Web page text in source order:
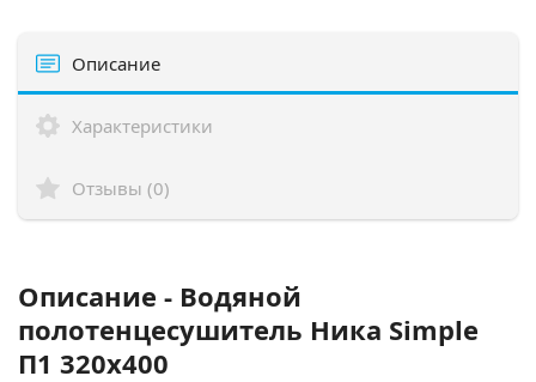
Описание
Характеристики
Отзывы (0)
Описание - Водяной
полотенцесушитель Ника Simple
П1 320x400